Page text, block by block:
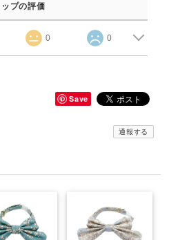
ップの評価
0 0
Save
通報する